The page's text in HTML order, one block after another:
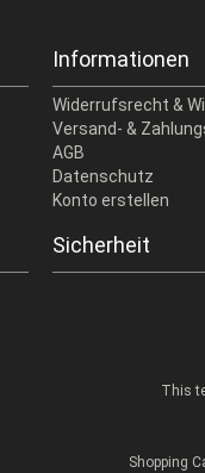
Informationen
Widerrufsrecht &
Versand- &
AGB
Datenschutz
Konto erstellen
Sicherheit
This
Shopping